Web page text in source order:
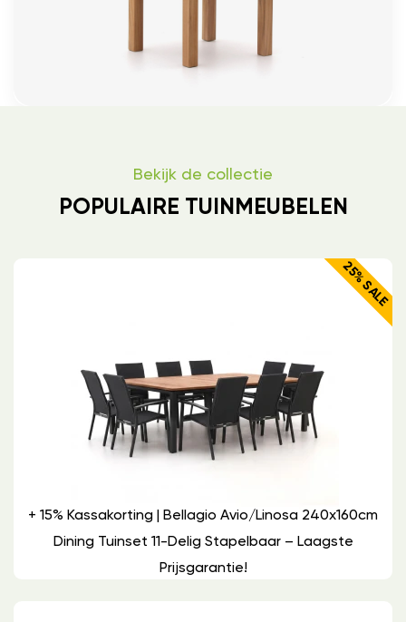
Bekijk de collectie
POPULAIRE TUINMEUBELEN
25% SALE
+ 15% Kassakorting | Bellagio Avio/Linosa 240x160cm
Dining Tuinset 11-Delig Stapelbaar – Laagste
Prijsgarantie!